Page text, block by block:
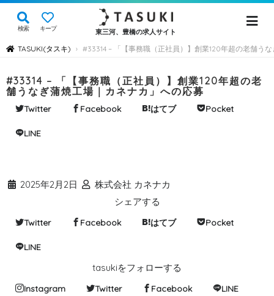
検索 キープ 東三河、豊橋の求人サイト
TASUKI(タスキ) › #33314 – 「【事務職（正社員）】創業120年超の老舗う
#33314 – 「【事務職（正社員）】創業120年超の老
舗うなぎ蒲焼工場｜カネナカ」への応募
Twitter Facebook はてブ Pocket
LINE
2025年2月2日
株式会社 カネナカ
シェアする
Twitter Facebook はてブ Pocket
LINE
tasukiをフォローする
Instagram Twitter Facebook LINE